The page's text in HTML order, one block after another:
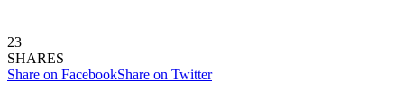
23
SHARES
Share on FacebookShare on Twitter